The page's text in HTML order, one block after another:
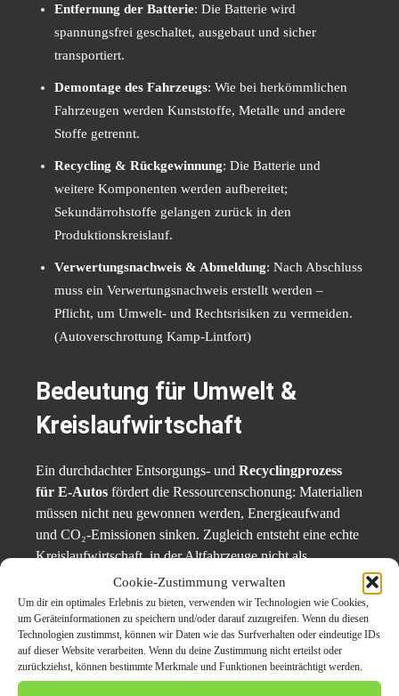
Cookie-Zustimmung verwalten
Um dir ein optimales Erlebnis zu bieten, verwenden wir Technologien wie Cookies,
um Geräteinformationen zu speichern und/oder darauf zuzugreifen. Wenn du diesen
Technologien zustimmst, können wir Daten wie das Surfverhalten oder eindeutige IDs
auf dieser Website verarbeiten. Wenn du deine Zustimmung nicht erteilst oder
zurückziehst, können bestimmte Merkmale und Funktionen beeinträchtigt werden.
Entfernung der Batterie: Die Batterie wird
spannungsfrei geschaltet, ausgebaut und sicher
transportiert.
Demontage des Fahrzeugs: Wie bei herkömmlichen
Fahrzeugen werden Kunststoffe, Metalle und andere
Stoffe getrennt.
Recycling & Rückgewinnung: Die Batterie und
weitere Komponenten werden aufbereitet;
Sekundärrohstoffe gelangen zurück in den
Produktionskreislauf.
Verwertungsnachweis & Abmeldung: Nach Abschluss
muss ein Verwertungsnachweis erstellt werden –
Pflicht, um Umwelt- und Rechtsrisiken zu vermeiden.
(Autoverschrottung Kamp-Lintfort)
Bedeutung für Umwelt &
Kreislaufwirtschaft
Ein durchdachter Entsorgungs- und Recyclingprozess
für E-Autos fördert die Ressourcenschonung: Materialien
müssen nicht neu gewonnen werden, Energieaufwand
und CO₂-Emissionen sinken. Zugleich entsteht eine echte
Kreislaufwirtschaft, in der Altfahrzeuge nicht als
Aufwand, sondern als Materialquelle verstanden werden.
Unternehmen wieAutoverschrottung Kamp-Lintfort
machen deutlich, dasskostenfreie Abholung,
zertifizierte DemontageundNachweisführungheute
wichtige Bestandteile der Entsorgung sind – nicht nur für